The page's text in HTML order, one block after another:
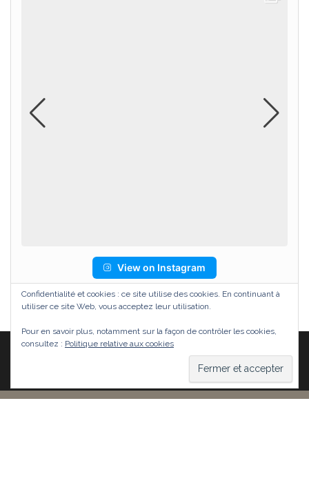
View on Instagram
WordPress |Thème :Head
Confidentialité et cookies : ce site utilise des cookies. En continuant à
utiliser ce site Web, vous acceptez leur utilisation.
Pour en savoir plus, notamment sur la façon de contrôler les cookies,
consultez : Politique relative aux cookies